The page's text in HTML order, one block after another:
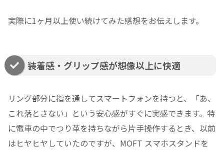
実際に1ヶ月以上使い続けてみた感想をお伝えします。
装着感・グリップ感が想像以上に快適
リング部分に指を通してスマートフォンを持つと、「あ、
これ落とさない」という安心感がすぐに実感できます。特
に電車の中でつり革を持ちながら片手操作するとき、以前
はヒヤヒヤしていたのですが、MOFT スマホスタンドを